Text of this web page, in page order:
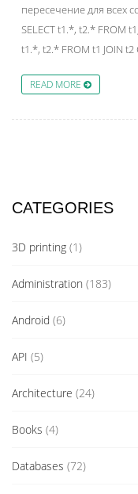
пересечение для всех
SELECT t1.*, t2.* FROM
t1.*, t2.* FROM t1 JOIN
READ MORE
CATEGORIES
3D printing (1)
Administration (183)
Android (6)
API (5)
Architecture (24)
Books (4)
Databases (72)